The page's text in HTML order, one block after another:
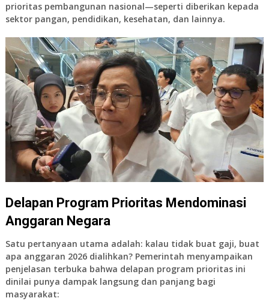
prioritas pembangunan nasional—seperti diberikan kepada
sektor pangan, pendidikan, kesehatan, dan lainnya.
Delapan Program Prioritas Mendominasi
Anggaran Negara
Satu pertanyaan utama adalah: kalau tidak buat gaji, buat
apa anggaran 2026 dialihkan? Pemerintah menyampaikan
penjelasan terbuka bahwa delapan program prioritas ini
dinilai punya dampak langsung dan panjang bagi
masyarakat: